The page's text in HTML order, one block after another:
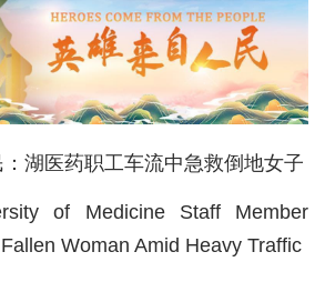
湖医药职工车流中急救倒地女子
of Medicine Staff Member
Woman Amid Heavy Traffic